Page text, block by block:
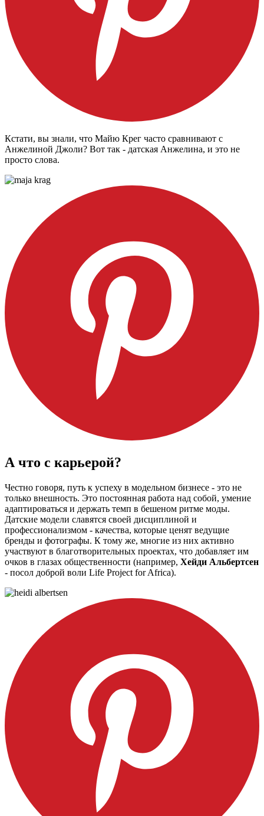
Кстати, вы знали, что Майю Крег часто сравнивают с
Анжелиной Джоли? Вот так - датская Анжелина, и это не
просто слова.
А что с карьерой?
Честно говоря, путь к успеху в модельном бизнесе - это не
только внешность. Это постоянная работа над собой, умение
адаптироваться и держать темп в бешеном ритме моды.
Датские модели славятся своей дисциплиной и
профессионализмом - качества, которые ценят ведущие
бренды и фотографы. К тому же, многие из них активно
участвуют в благотворительных проектах, что добавляет им
очков в глазах общественности (например, Хейди Альбертсен
- посол доброй воли Life Project for Africa).